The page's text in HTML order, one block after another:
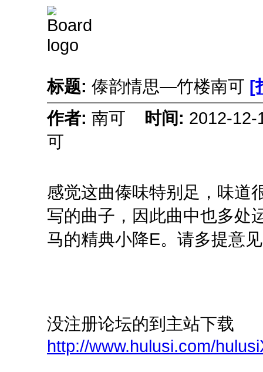
标题: 傣韵情思—竹楼南可 [
作者: 南可 时间: 2012-
可
感觉这曲傣味特别足，味道
写的曲子，因此曲中也多处
马的精典小降E。请多提意
没注册论坛的到主站下载
http://www.hulusi.com/